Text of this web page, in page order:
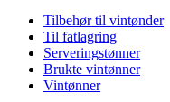
Dimensjoner (BxHxD cm)
Vekt (kg)6
Tilbehør til vintønder
Til fatlagring
Serveringstønner
Brukte vintønner
Vintønner